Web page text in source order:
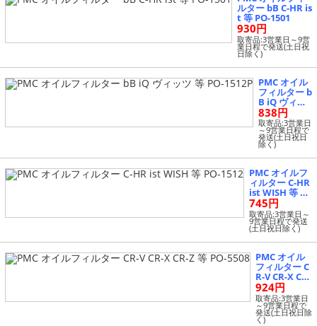
ルター bB C-HR is
t 等 PO-1501
930円
取寄品:3営業日～9営
業日程で発送(土日祝
日除く)
PMC オイル
フィルター b
B iQ ヴィッ
ツ 等 PO-151
2P
838円
取寄品:3営業日
～9営業日程で
発送(土日祝日
除く)
PMC オイルフ
ィルター C-HR
ist WISH 等 P
O-1512
745円
取寄品:3営業日～
9営業日程で発送
(土日祝日除く)
PMC オイル
フィルター C
R-V CR-X CR-
Z 等 PO-5508
924円
取寄品:3営業日
～9営業日程で
発送(土日祝日除
く)